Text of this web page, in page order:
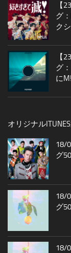
【
グ
ク
【
グ
に
オリジナル
18/
グ50
18/
グ50
18/